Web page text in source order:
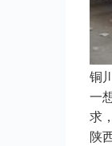
铜
一
求
陕